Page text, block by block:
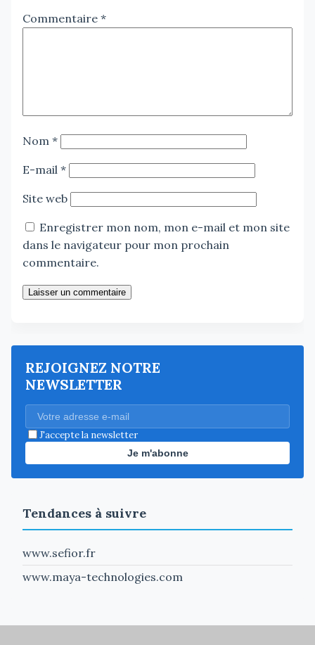
Commentaire *
Nom *
E-mail *
Site web
Enregistrer mon nom, mon e-mail et mon site
dans le navigateur pour mon prochain
commentaire.
Laisser un commentaire
REJOIGNEZ NOTRE
NEWSLETTER
J'accepte la newsletter
Je m'abonne
Tendances à suivre
www.sefior.fr
www.maya-technologies.com